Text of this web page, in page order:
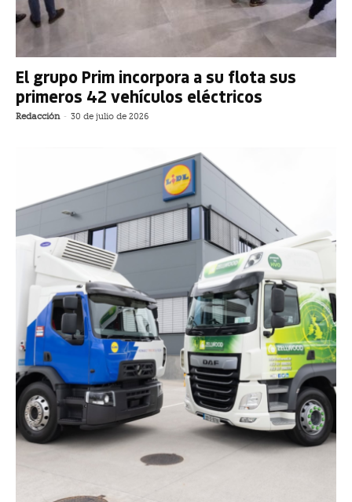
El grupo Prim incorpora a su flota sus
primeros 42 vehículos eléctricos
Redacción - 30 de julio de 2026